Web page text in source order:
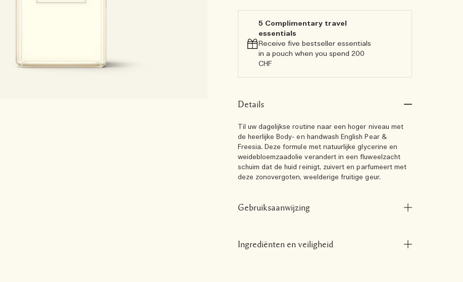
5 Complimentary travel
essentials​
Receive five bestseller essentials
in a pouch when you spend 200
CHF
Details
Til uw dagelijkse routine naar een hoger niveau met
de heerlijke Body- en handwash English Pear &
Freesia. Deze formule met natuurlijke glycerine en
weidebloemzaadolie verandert in een fluweelzacht
schuim dat de huid reinigt, zuivert en parfumeert met
deze zonovergoten, weelderige fruitige geur.
Gebruiksaanwijzing
Ingrediënten en veiligheid